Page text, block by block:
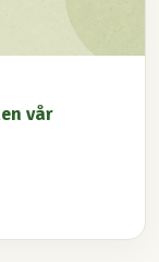
vår